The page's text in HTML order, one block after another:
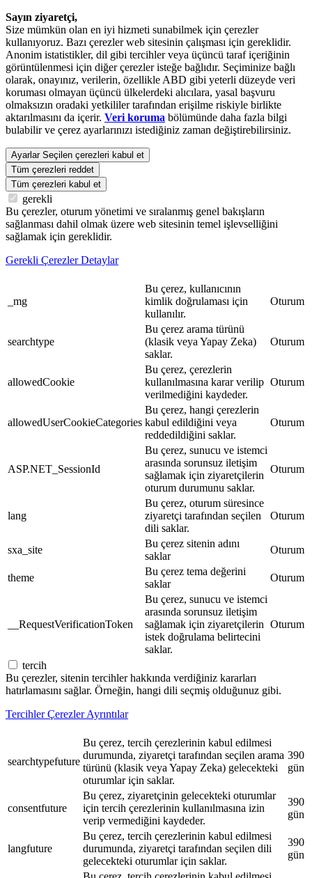
Sayın ziyaretçi,
Size mümkün olan en iyi hizmeti sunabilmek için çerezler
kullanıyoruz. Bazı çerezler web sitesinin çalışması için gereklidir.
Anonim istatistikler, dil gibi tercihler veya üçüncü taraf içeriğinin
görüntülenmesi için diğer çerezler isteğe bağlıdır. Seçiminize bağlı
olarak, onayınız, verilerin, özellikle ABD gibi yeterli düzeyde veri
koruması olmayan üçüncü ülkelerdeki alıcılara, yasal başvuru
olmaksızın oradaki yetkililer tarafından erişilme riskiyle birlikte
aktarılmasını da içerir. Veri koruma bölümünde daha fazla bilgi
bulabilir ve çerez ayarlarınızı istediğiniz zaman değiştirebilirsiniz.
Ayarlar Seçilen çerezleri kabul et
Tüm çerezleri reddet
Tüm çerezleri kabul et
gerekli
Bu çerezler, oturum yönetimi ve sıralanmış genel bakışların
sağlanması dahil olmak üzere web sitesinin temel işlevselliğini
sağlamak için gereklidir.
Gerekli Çerezler Detaylar
_mg
Bu çerez, kullanıcının
kimlik doğrulaması için
kullanılır.
Oturum
searchtype
Bu çerez arama türünü
(klasik veya Yapay Zeka)
saklar.
Oturum
allowedCookie
Bu çerez, çerezlerin
kullanılmasına karar verilip
verilmediğini kaydeder.
Oturum
allowedUserCookieCategories
Bu çerez, hangi çerezlerin
kabul edildiğini veya
reddedildiğini saklar.
Oturum
ASP.NET_SessionId
Bu çerez, sunucu ve istemci
arasında sorunsuz iletişim
sağlamak için ziyaretçilerin
oturum durumunu saklar.
Oturum
lang
Bu çerez, oturum süresince
ziyaretçi tarafından seçilen
dili saklar.
Oturum
sxa_site
Bu çerez sitenin adını
saklar
Oturum
theme
Bu çerez tema değerini
saklar
Oturum
__RequestVerificationToken
Bu çerez, sunucu ve istemci
arasında sorunsuz iletişim
sağlamak için ziyaretçilerin
istek doğrulama belirtecini
saklar.
Oturum
tercih
Bu çerezler, sitenin tercihler hakkında verdiğiniz kararları
hatırlamasını sağlar. Örneğin, hangi dili seçmiş olduğunuz gibi.
Tercihler Çerezler Ayrıntılar
searchtypefuture
Bu çerez, tercih çerezlerinin kabul edilmesi
durumunda, ziyaretçi tarafından seçilen arama
türünü (klasik veya Yapay Zeka) gelecekteki
oturumlar için saklar.
390
gün
consentfuture
Bu çerez, ziyaretçinin gelecekteki oturumlar
için tercih çerezlerinin kullanılmasına izin
verip vermediğini kaydeder.
390
gün
langfuture
Bu çerez, tercih çerezlerinin kabul edilmesi
durumunda, ziyaretçi tarafından seçilen dili
gelecekteki oturumlar için saklar.
390
gün